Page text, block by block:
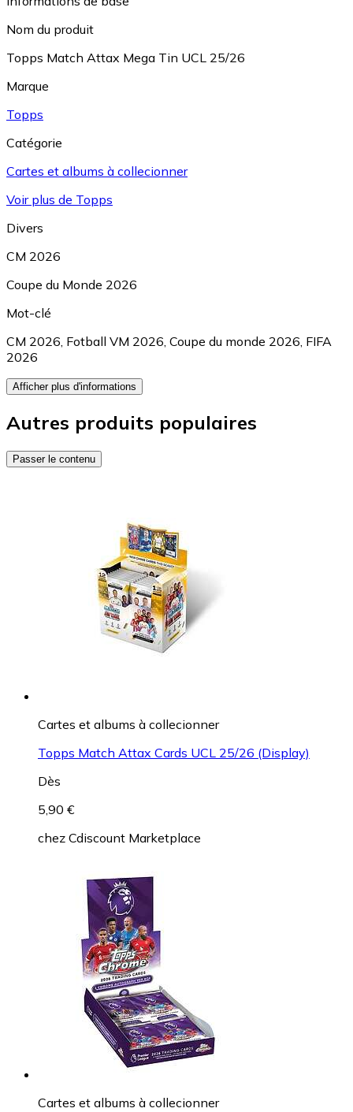
Nom du produit
Topps Match Attax Mega Tin UCL 25/26
Marque
Topps
Catégorie
Cartes et albums à collecionner
Voir plus de Topps
Divers
CM 2026
Coupe du Monde 2026
Mot-clé
CM 2026, Fotball VM 2026, Coupe du monde 2026, FIFA
2026
Afficher plus d'informations
Autres produits populaires
Passer le contenu
Cartes et albums à collecionner
Topps Match Attax Cards UCL 25/26 (Display)
Dès
5,90 €
chez Cdiscount Marketplace
Cartes et albums à collecionner